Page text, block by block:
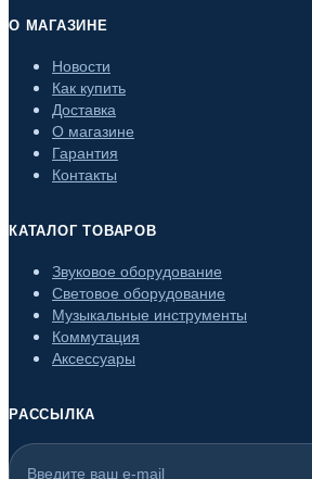
О МАГАЗИНЕ
Новости
Как купить
Доставка
О магазине
Гарантия
Контакты
КАТАЛОГ ТОВАРОВ
Звуковое оборудование
Световое оборудование
Музыкальные инструменты
Коммутация
Аксессуары
РАССЫЛКА